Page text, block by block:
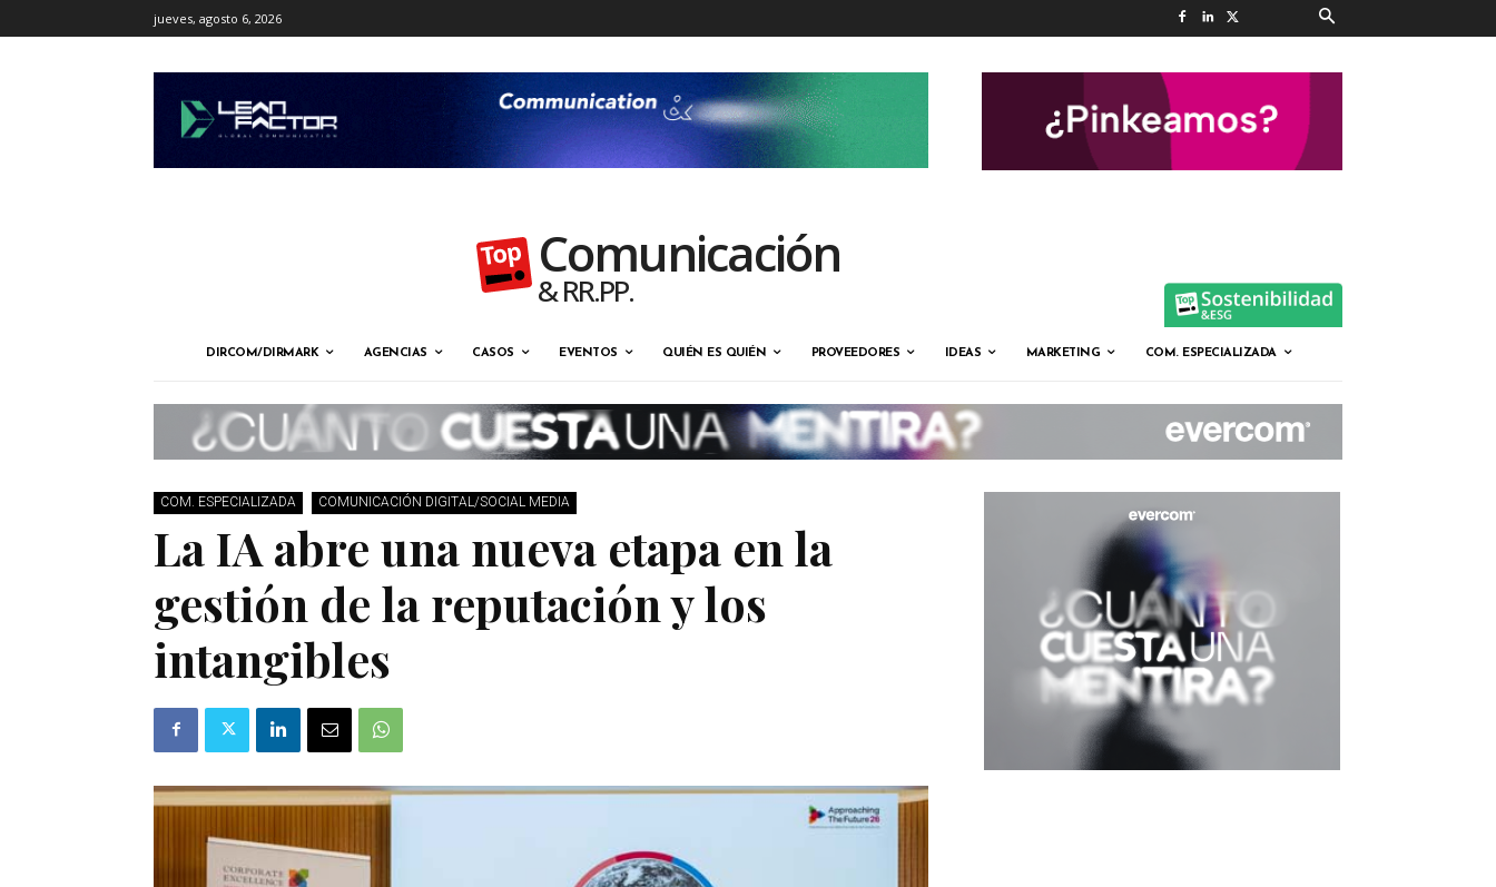
jueves, agosto 6, 2026
Comunicación
& RR.PP.
DIRCOM/DIRMARK AGENCIAS CASOS EVENTOS QUIÉN ES QUIÉN PROVEEDORES IDEAS MARKETING COM. ESPECIALIZADA
COM. ESPECIALIZADA COMUNICACIÓN DIGITAL/SOCIAL MEDIA
La IA abre una nueva etapa en la
gestión de la reputación y los
intangibles